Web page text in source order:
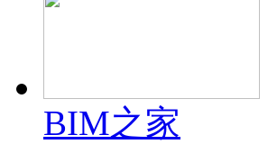
BIM之家